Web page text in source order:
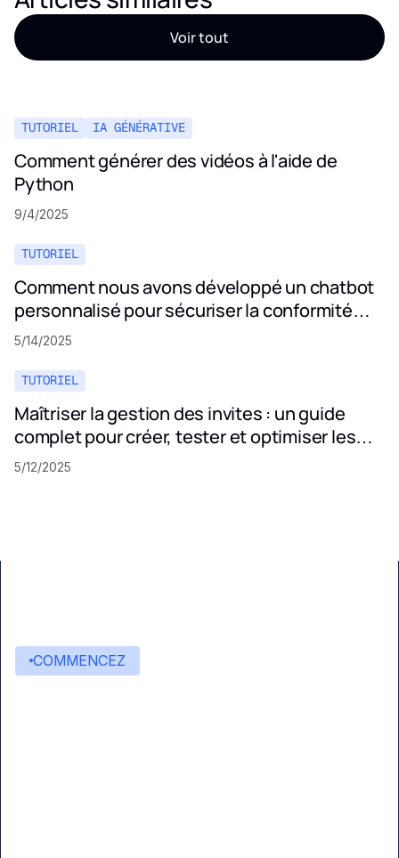
Voir tout
TUTORIEL IA GÉNÉRATIVE
Comment générer des vidéos à l'aide de
Python
9/4/2025
TUTORIEL
Comment nous avons développé un chatbot
personnalisé pour sécuriser la conformité
aux politiques de confidentialité
5/14/2025
TUTORIEL
Maîtriser la gestion des invites : un guide
complet pour créer, tester et optimiser les
invites LLM
5/12/2025
COMMENCEZ